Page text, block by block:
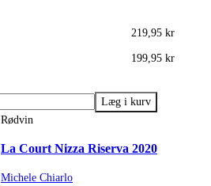
219,95 kr
199,95 kr
Rødvin
La Court Nizza Riserva 2020
Michele Chiarlo